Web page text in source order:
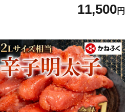
人前 もつ鍋 6人前 モツ 鍋 や
多もつ鍋やまや モツ鍋 牛モ
多もつ鍋 醤油 鍋セット 人気
め 冬 惣菜 ごはん おかず 福
崎町
11,500円